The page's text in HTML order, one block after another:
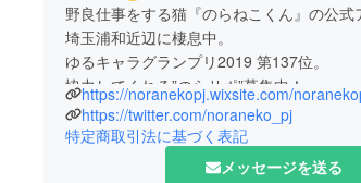
野良仕事をする猫『のらねこくん』の公式
埼玉浦和近辺に棲息中。
ゆるキャラグランプリ2019 第137位。
協力してくれる”のらサポ”募集中！
https://noranekopj.wixsite.com/
https://twitter.com/noraneko_pj
特定商取引法に基づく表記
メッセージを送る